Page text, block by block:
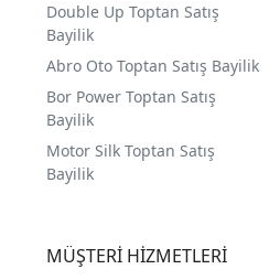
Double Up Toptan Satış
Bayilik
Abro Oto Toptan Satış Bayilik
Bor Power Toptan Satış
Bayilik
Motor Silk Toptan Satış
Bayilik
MÜŞTERİ HİZMETLERİ